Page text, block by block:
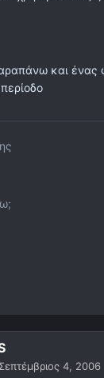
και ένας
Σεπτέμβριος 4, 2006